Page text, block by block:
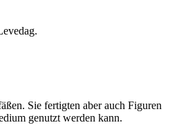
Sie fertigten aber auch Figuren
genutzt werden kann.